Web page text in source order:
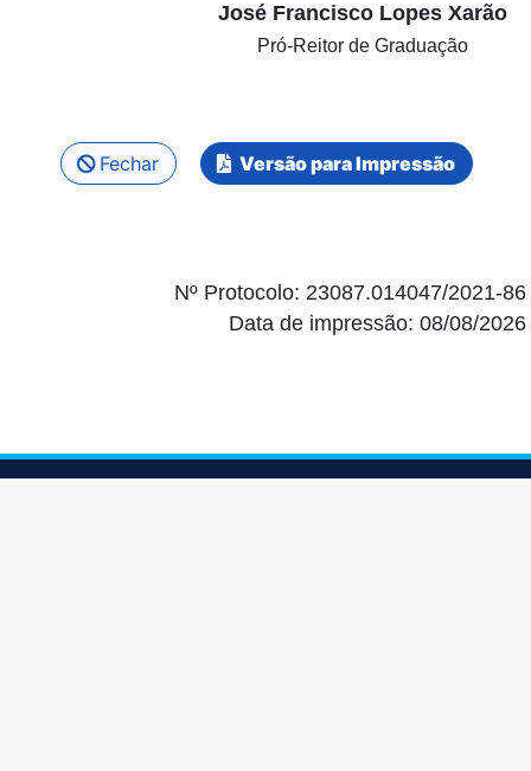
José Francisco Lopes Xarão
Pró-Reitor de Graduação
Fechar Versão para Impressão
Nº Protocolo: 23087.014047/2021-86
Data de impressão: 08/08/2026